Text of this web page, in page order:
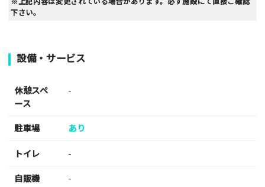
下さい。
設備・サービス
休憩スペ
ース
-
駐車場 あり
トイレ
-
自販機
-